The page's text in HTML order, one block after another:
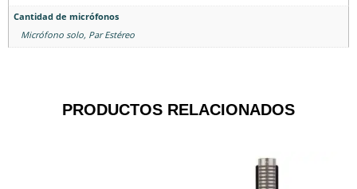
Cantidad de micrófonos
Micrófono solo, Par Estéreo
PRODUCTOS RELACIONADOS